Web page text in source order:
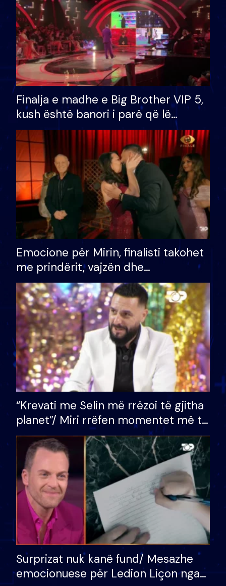
Finalja e madhe e Big Brother VIP 5,
kush është banori i parë që lë
shtëpinë dhe humb mundësinë për
të fituar çmimin e madh
Emocione për Mirin, finalisti takohet
me prindërit, vajzën dhe
bashkëshorten: S’kemi ndonjë letër
divorci apo jo?
“Krevati me Selin më rrëzoi të gjitha
planet”/ Miri rrëfen momentet më të
bukura në shtëpinë e BB VIP: Do më
mungojë zilja e mëngjesit kur…
Surprizat nuk kanë fund/ Mesazhe
emocionuese për Ledion Liçon nga